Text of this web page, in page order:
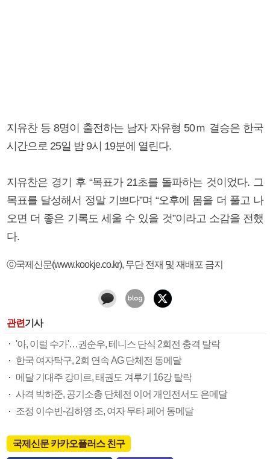
지유찬 등 8명이 출전하는 남자 자유형 50ｍ 결승은 한국
시간으로 25일 밤 9시 19분에 열린다.
지유찬은 경기 후 “목표가 21초를 돌파하는 것이었다. 그
목표를 달성해서 정말 기쁘다”며 “오후에 몸을 더 풀고 나
오면 더 좋은 기록도 세울 수 있을 것”이라고 소감을 전했
다.
ⓒ국제신문(www.kookje.co.kr), 무단 전재 및 재배포 금지
관련기사
'아, 이럴 수가'…권순우, 테니스 단식 2회전 충격 탈락
한국 여자탁구, 2회 연속 AG 단체전 동메달
메달 기대주 강미르, 태권도 겨루기 16강 탈락
사격 박하준, 공기소총 단체전 이어 개인전서도 은메달
조정 이수빈-김하영 조, 여자 무타 페어 동메달
국제신문 카카오플러스 친구